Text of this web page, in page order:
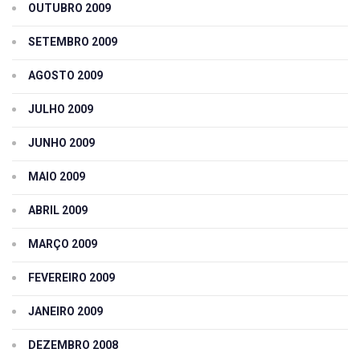
OUTUBRO 2009
SETEMBRO 2009
AGOSTO 2009
JULHO 2009
JUNHO 2009
MAIO 2009
ABRIL 2009
MARÇO 2009
FEVEREIRO 2009
JANEIRO 2009
DEZEMBRO 2008